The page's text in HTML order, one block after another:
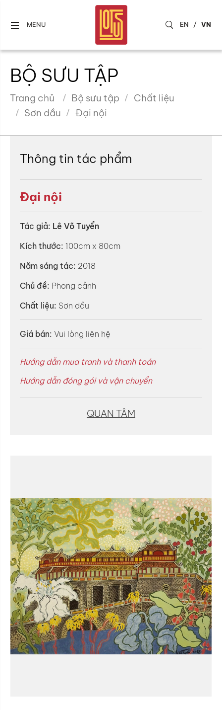
MENU EN / VN
BỘ SƯU TẬP
Trang chủ Bộ sưu tập
Chất liệu
Sơn dầu
Đại nội
Thông tin tác phẩm
Đại nội
Tác giả: Lê Võ Tuyển
Kích thước: 100cm x 80cm
Năm sáng tác: 2018
Chủ đề: Phong cảnh
Chất liệu: Sơn dầu
Giá bán: Vui lòng liên hệ
Hướng dẫn mua tranh và thanh toán
Hướng dẫn đóng gói và vận chuyển
QUAN TÂM